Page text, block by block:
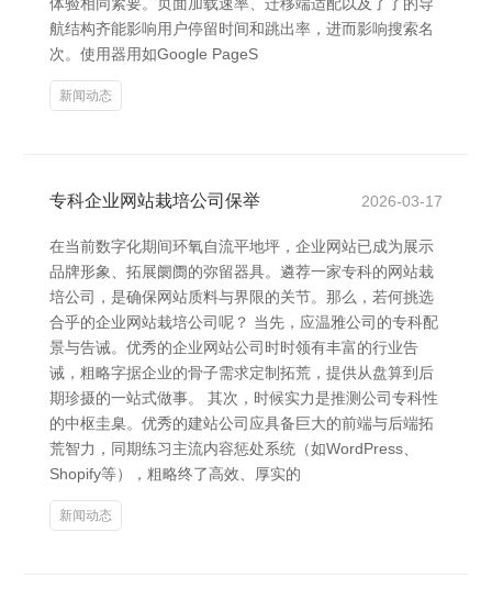
航结构齐能影响用户停留时间和跳出率，进而影响搜索名
次。使用器用如Google PageS
新闻动态
专科企业网站栽培公司保举 2026-03-17
在当前数字化期间环氧自流平地坪，企业网站已成为展示
品牌形象、拓展阛阓的弥留器具。遴荐一家专科的网站栽
培公司，是确保网站质料与界限的关节。那么，若何挑选
合乎的企业网站栽培公司呢？ 当先，应温雅公司的专科配
景与告诫。优秀的企业网站公司时时领有丰富的行业告
诫，粗略字据企业的骨子需求定制拓荒，提供从盘算到后
期珍摄的一站式做事。 其次，时候实力是推测公司专科性
的中枢圭臬。优秀的建站公司应具备巨大的前端与后端拓
荒智力，同期练习主流内容惩处系统（如WordPress、
Shopify等），粗略终了高效、厚实的
新闻动态